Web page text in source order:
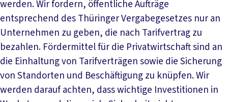
werden. Wir fordern, öffentliche Aufträge
entsprechend des Thüringer Vergabegesetzes nur an
Unternehmen zu geben, die nach Tarifvertrag zu
bezahlen. Fördermittel für die Privatwirtschaft sind an
die Einhaltung von Tarifverträgen sowie die Sicherung
von Standorten und Beschäftigung zu knüpfen. Wir
werden darauf achten, dass wichtige Investitionen in